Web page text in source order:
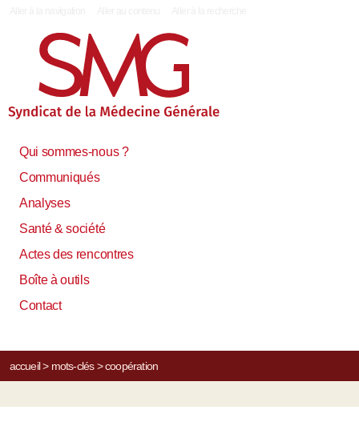
Qui sommes-nous ?
Communiqués
Analyses
Santé & société
Actes des rencontres
Boîte à outils
Contact
accueil> mots-clés> coopération